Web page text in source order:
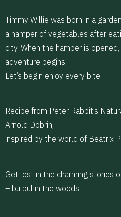
Timmy Willie was born in a
a hamper of vegetables after
city. When the hamper is
adventure begins.
Let’s begin enjoy every bite!
Recipe from Peter Rabbit’s
Arnold Dobrin,
inspired by the world of Beatrix
Get lost in the charming stories
– bulbul in the woods.